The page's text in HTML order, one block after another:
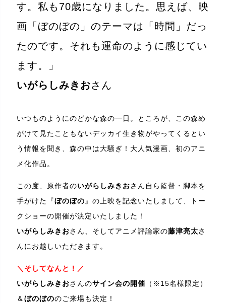
す。私も70歳になりました。思えば、映
画「ぼのぼの」のテーマは「時間」だっ
たのです。それも運命のように感じてい
ます。」
いがらしみきおさん
いつものようにのどかな森の一日。ところが、この森め
がけて見たこともないデッカイ生き物がやってくるとい
う情報を聞き、森の中は大騒ぎ！大人気漫画、初のアニ
メ化作品。
この度、原作者のいがらしみきおさん自ら監督・脚本を
手がけた『ぼのぼの 』の上映を記念いたしまして、トー
クショーの開催が決定いたしました！
いがらしみきおさん、そしてアニメ評論家の藤津亮太さ
んにお越しいただきます。
＼そしてなんと！／
いがらしみきおさんのサイン会の開催 （※15名様限定）
＆ぼのぼののご来場も決定！